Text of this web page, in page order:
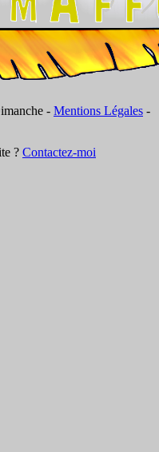
- Mentions Légales -
? Contactez-moi